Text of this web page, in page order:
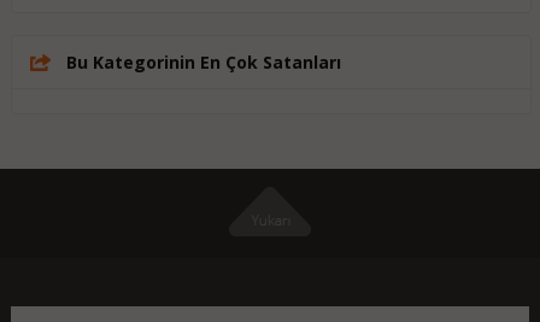
Bu Kategorinin En Çok Satanları